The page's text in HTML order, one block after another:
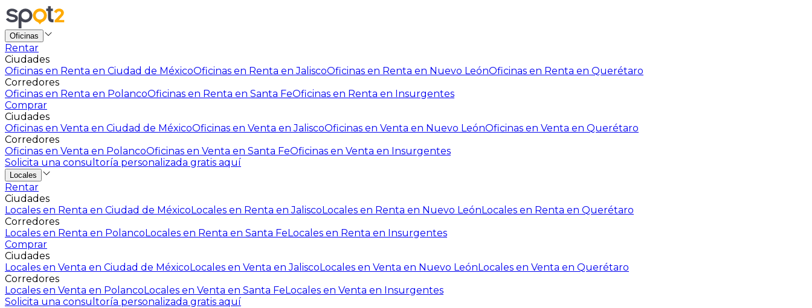
Oficinas
Rentar
Ciudades
Oficinas en Renta en Ciudad de MéxicoOficinas en Renta en JaliscoOficinas en Renta en Nuevo LeónOficinas en Renta en Querétaro
Corredores
Oficinas en Renta en PolancoOficinas en Renta en Santa FeOficinas en Renta en Insurgentes
Comprar
Ciudades
Oficinas en Venta en Ciudad de MéxicoOficinas en Venta en JaliscoOficinas en Venta en Nuevo LeónOficinas en Venta en Querétaro
Corredores
Oficinas en Venta en PolancoOficinas en Venta en Santa FeOficinas en Venta en Insurgentes
Solicita una consultoría personalizada gratis aquí
Locales
Rentar
Ciudades
Locales en Renta en Ciudad de MéxicoLocales en Renta en JaliscoLocales en Renta en Nuevo LeónLocales en Renta en Querétaro
Corredores
Locales en Renta en PolancoLocales en Renta en Santa FeLocales en Renta en Insurgentes
Comprar
Ciudades
Locales en Venta en Ciudad de MéxicoLocales en Venta en JaliscoLocales en Venta en Nuevo LeónLocales en Venta en Querétaro
Corredores
Locales en Venta en PolancoLocales en Venta en Santa FeLocales en Venta en Insurgentes
Solicita una consultoría personalizada gratis aquí